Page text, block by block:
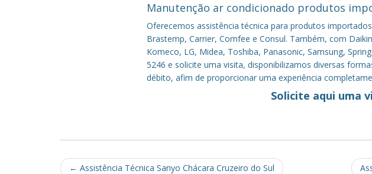
Manutenção ar condicionado produtos
Oferecemos assistência técnica para produtos
Brastemp, Carrier, Comfee e Consul. Também, com
Komeco, LG, Midea, Toshiba, Panasonic, Samsung,
5246 e solicite uma visita, disponibilizamos diversas
débito, afim de proporcionar uma experiência
Solicite aqui uma
← Assistência Técnica Sanyo Chácara Cruzeiro do Sul